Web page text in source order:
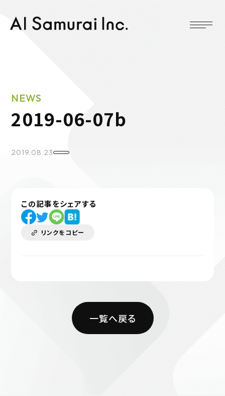
2019-06-07b
NEWS
2019.08.23
この記事をシェアする
リンクをコピー
一覧へ戻る